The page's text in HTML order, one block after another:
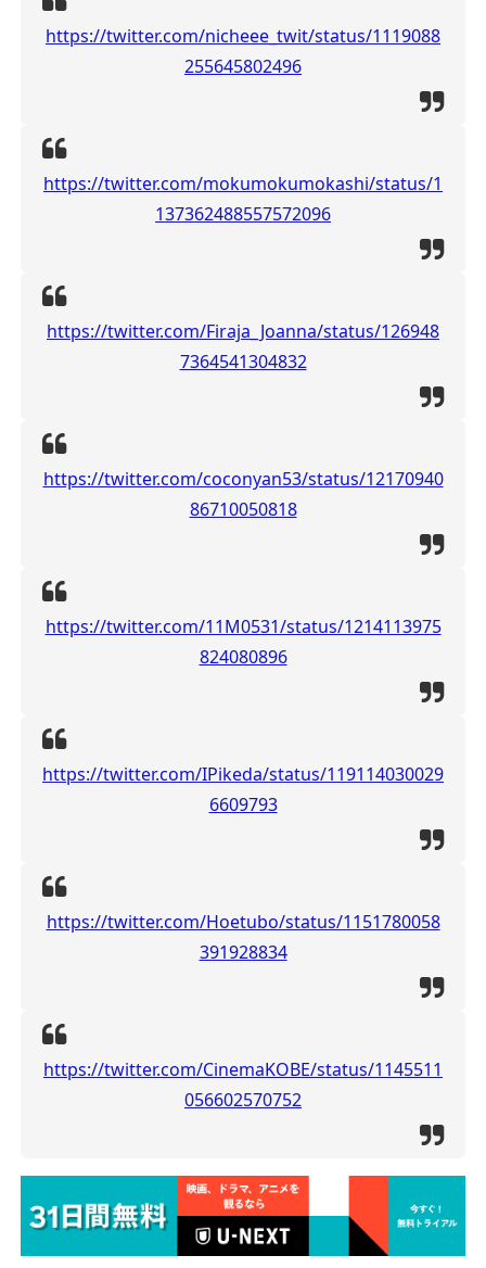
https://twitter.com/nicheee_twit/status/1119088
255645802496
https://twitter.com/mokumokumokashi/status/1
137362488557572096
https://twitter.com/Firaja_Joanna/status/126948
7364541304832
https://twitter.com/coconyan53/status/12170940
86710050818
https://twitter.com/11M0531/status/1214113975
824080896
https://twitter.com/IPikeda/status/119114030029
6609793
https://twitter.com/Hoetubo/status/1151780058
391928834
https://twitter.com/CinemaKOBE/status/1145511
056602570752